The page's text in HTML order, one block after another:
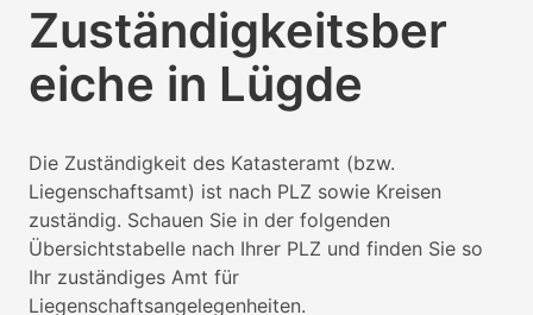
Zuständigkeitsber
eiche in Lügde
Die Zuständigkeit des Katasteramt (bzw.
Liegenschaftsamt) ist nach PLZ sowie Kreisen
zuständig. Schauen Sie in der folgenden
Übersichtstabelle nach Ihrer PLZ und finden Sie so
Ihr zuständiges Amt für
Liegenschaftsangelegenheiten.